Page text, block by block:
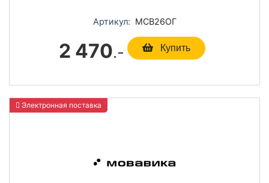
Артикул: МСВ26ОГ
2 470.- Купить
Электронная поставка